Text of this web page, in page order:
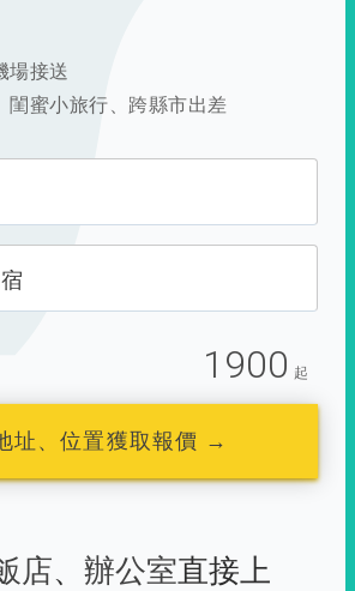
場接送
閨蜜小旅行、跨縣市出差
1900 起
址、位置獲取報價 →
店、 辦公室直接上